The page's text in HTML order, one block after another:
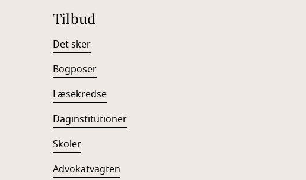
Tilbud
Det sker
Bogposer
Læsekredse
Daginstitutioner
Skoler
Advokatvagten